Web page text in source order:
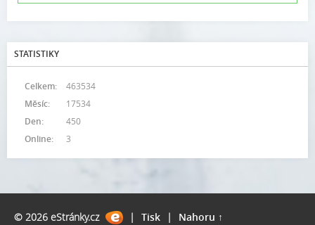
STATISTIKY
Online: 3
Celkem:
463534
Měsíc:
17534
Den:
450
© 2026 eStránky.cz | Tisk | Nahoru ↑